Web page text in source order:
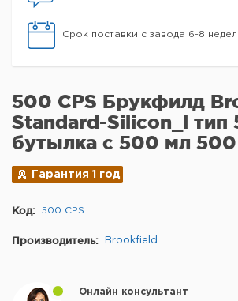
Срок поставки с завода 6-8
500 CPS Брукфилд
Standard-Silicon_l тип
бутылка с 500 мл 500
Гарантия 1 год
Код: 500 CPS
Производитель: Brookfield
Онлайн консультант